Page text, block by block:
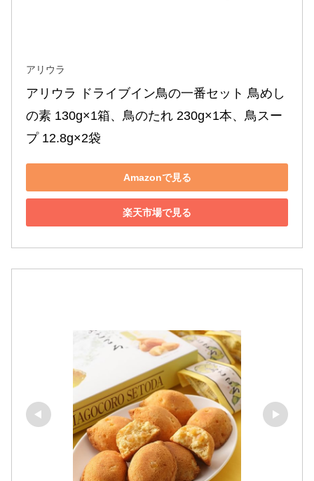
アリウラ
アリウラ ドライブイン鳥の一番セット 鳥めし
の素 130g×1箱、鳥のたれ 230g×1本、鳥スー
プ 12.8g×2袋
Amazonで見る
楽天市場で見る